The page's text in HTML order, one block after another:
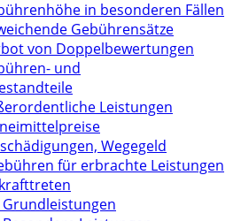
in besonderen Fällen
Gebührensätze
von Doppelbewertungen
und
Leistungen
Wegegeld
für erbrachte Leistungen
Grundleistungen